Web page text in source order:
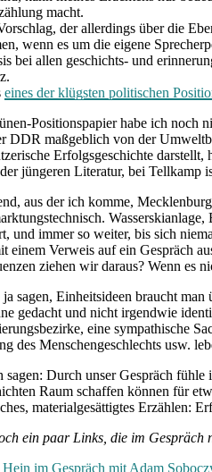
macht.
der allerdings über die
wenn es um die eigene
bei allen geschichts- und
eines der klügsten politischen
Positionspapier habe ich noch
DDR maßgeblich von der
Erfolgsgeschichte darstellt,
jüngeren Literatur, bei Tellkamp
aus der ich komme,
und immer so weiter, bis sich
einem Verweis auf ein Gespräch
ziehen wir daraus? Wenn es
sagen, Einheitsideen braucht
gedacht und nicht irgendwie
eine sympathische
des Menschengeschlechts usw.
sagen: Durch unser Gespräch
Raum schaffen können für
materialgesättigtes Erzählen:
ein paar Links, die im Gespräch
im Gespräch mit Adam